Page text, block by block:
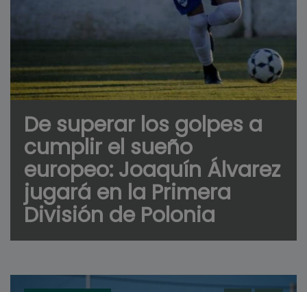
De superar los golpes a
cumplir el sueño
europeo: Joaquín Álvarez
jugará en la Primera
División de Polonia